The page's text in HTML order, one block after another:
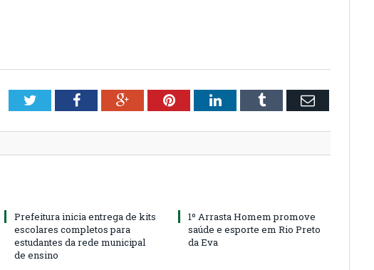
TwitterFacebookGoogle+PinterestLinkedInTumblr Email
Prefeitura inicia entrega de kits
escolares completos para
estudantes da rede municipal
de ensino
1º Arrasta Homem promove
saúde e esporte em Rio Preto
da Eva